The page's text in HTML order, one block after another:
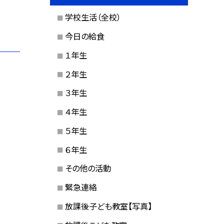
学校生活（全校）
今日の給食
１年生
２年生
３年生
４年生
５年生
６年生
その他の活動
緊急連絡
放課後子ども教室【写真】